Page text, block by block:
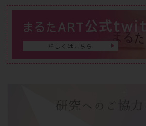
まるたART 公式
詳しくはこちら